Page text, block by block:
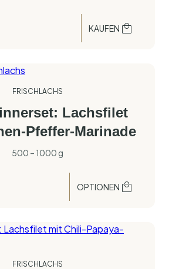
KAUFEN
FRISCHLACHS
Lachsfilet
Pfeffer-Marinade
500 – 1000 g
OPTIONEN
FRISCHLACHS